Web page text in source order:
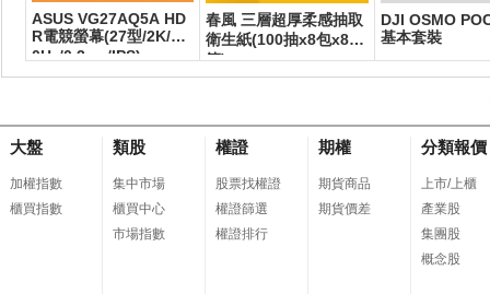
ASUS VG27AQ5A HD
R電競螢幕(27型/2K/21
0Hz/0.3ms/IPS)
春風 三層超厚柔感抽取
衛生紙(100抽x8包x8串/
箱)
DJI OSMO
基本套裝
大盤
加權指數
櫃買指數
類股
集中市場
櫃買中心
市場指數
權證
股票找權證
權證篩選
權證排行
期權
期貨商品
期貨價差
分類報價
上市/上櫃
產業股
集團股
概念股